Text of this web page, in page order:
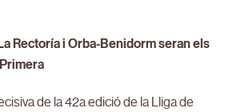
Rectoría i Orba-Benidorm seran els
de la 42a edició de la Lliga de